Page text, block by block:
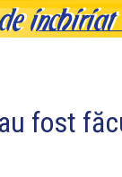
fost